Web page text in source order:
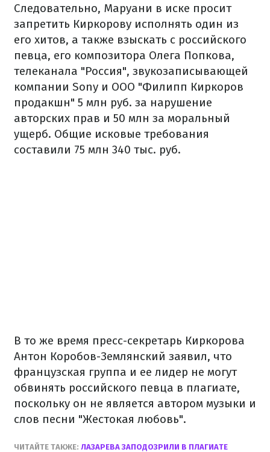
Следовательно, Маруани в иске просит
запретить Киркорову исполнять один из
его хитов, а также взыскать с российского
певца, его композитора Олега Попкова,
телеканала "Россия", звукозаписывающей
компании Sony и ООО "Филипп Киркоров
продакшн" 5 млн руб. за нарушение
авторских прав и 50 млн за моральный
ущерб. Общие исковые требования
составили 75 млн 340 тыс. руб.
В то же время пресс-секретарь Киркорова
Антон Коробов-Землянский заявил, что
французская группа и ее лидер не могут
обвинять российского певца в плагиате,
поскольку он не является автором музыки и
слов песни "Жестокая любовь".
ЧИТАЙТЕ ТАКЖЕ: ЛАЗАРЕВА ЗАПОДОЗРИЛИ В ПЛАГИАТЕ